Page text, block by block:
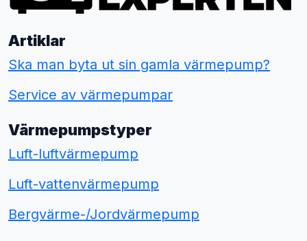
Artiklar
Ska man byta ut sin gamla värmepump?
Service av värmepumpar
Värmepumpstyper
Luft-luftvärmepump
Luft-vattenvärmepump
Bergvärme-/Jordvärmepump